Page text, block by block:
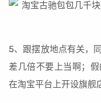
5、跟摆放地点有关，
差几倍不要上当啊；
在淘宝平台上开设旗舰